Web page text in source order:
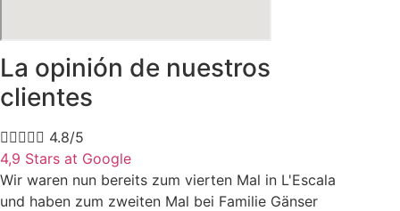
La opinión de nuestros
clientes
 4.8/5
4,9 Stars at Google
Wir waren nun bereits zum vierten Mal in L'Escala
und haben zum zweiten Mal bei Familie Gänser